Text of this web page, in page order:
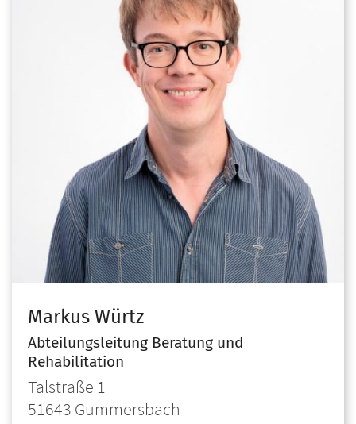
Markus Würtz
Abteilungsleitung Beratung und
Rehabilitation
Talstraße 1
51643 Gummersbach